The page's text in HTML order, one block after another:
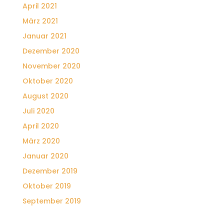
April 2021
März 2021
Januar 2021
Dezember 2020
November 2020
Oktober 2020
August 2020
Juli 2020
April 2020
März 2020
Januar 2020
Dezember 2019
Oktober 2019
September 2019